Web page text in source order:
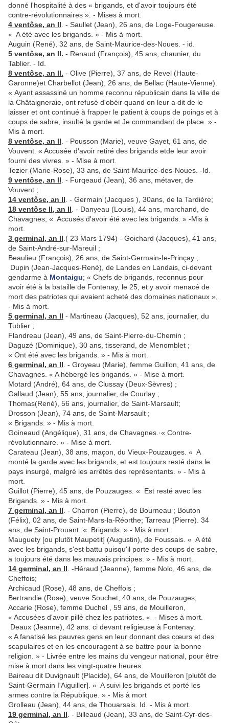
donné l'hospitalité à des « brigands, et d'avoir toujours été
contre-révolution­naires ». - Mises à mort.
4 ventôse, an II . - Saullet (Jean), 26 ans, de Loge-Fougereuse.
« A été avec les brigands. » - Mis à mort.
Auguin (René), 32 ans, de Saint-Maurice-des-Noues. - id.
5 ventôse, an II. - Renaud (François), 45 ans, chaunier, du
Tablier. - Id.
8 ventôse, an II. - Olive (Pierre), 37 ans, de Revel (Haute­-
Garonne)et Charbellot (Jean), 26 ans, de Bellac (Haute-Vienne).
« Ayant assassiné un homme reconnu républicain dans la ville de
la Châtaigneraie, ont refusé d'obéir quand on leur a dit de le
laisser et ont continué à frapper le patient à coups de poings et à
coups de sabre, insulté la garde et Je com­mandant de place. » -
Mis à mort.
8 ventôse, an II . - Pousson (Marie), veuve Gayet, 61 ans, de
Vouvent. « Accusée d'avoir retiré des brigands etde leur avoir
fourni des vivres. » - Mise à mort.
Tezier (Marie-Rose), 33 ans, de Saint-Maurice-des-Noues. -Id.
9 ventôse, an II . - Furqeaud (Jean), 36 ans, métaver, de
Vouvent ;
14 ventôse, an II . - Germain (Jacques ), 30ans, de la Tardière;
18 ventôse II, an II . - Danyeau (Louis), 44 ans, marchand, de
Chavagnes; « Accusés d'avoir été avec les brigands. » -Mis à
mort.
3 germinal, an II .( 23 Mars 1794) - Goichard (Jacques), 41 ans,
de Saint-­André-sur-Mareuil ;
Beaulieu (François), 26 ans, de Saint-Germain-Ie-Prinçay ;
Dupin (Jean-Jacques-René), de Landes en Landais, ci­-devant
gendarme à Montaigu; « Chefs de brigands, reconnus pour
avoir été à la bataille de Fontenay, le 25, et y avoir menacé de
mort des patriotes qui avaient acheté des domaines nationaux »,
- Mis à mort.
5 germinal, an II - Martineau (Jacques), 52 ans, journalier, du
Tublier ;
Flandreau (Jean), 49 ans, de Saint-Pierre-du-Chemin ;
Daguzé (Dominique), 30 ans, tisserand, de Menomblet ;
« Ont été avec les brigands. » - Mis à mort.
6 germinal, an II . - Groyeau (Marie), femme Guillon, 41 ans, de
Chavagnes. « A hébergé les brigands. » - Mise à mort.
Motard (André), 64 ans, de Clussay (Deux-Sèvres) ;
Gallaud (Jean), 55 ans, journalier, de Courlay ;
Thomas(René), 56 ans, journalier, de Saint-Marsault;
Drosson (Jean), 74 ans, de Saint-Marsault ;
« Brigands. » - Mis à mort.
Goineaud (Angélique), 31 ans, de Chavagnes.·« Contre-
révolutionnaire. » - Mise à mort.
Carateau (Jean), 38 ans, maçon, du Vieux-Pouzauges. « A
monté la garde avec les brigands, et est toujours resté dans le
pays insurgé, malgré les arrêtés des représentants. » - Mis à
mort.
Guillot (Pierre), 45 ans, de Pouzauges. « Est resté avec les
Brigands. » - Mis à mort.
7 germinal, an II . - Charron (Pierre), de Bourneau ; Bouton
(Félix), 02 ans, de Saint-Mars-la-Réorthe; Tarreau (Pierre). 34
ans, de Saint-Prouant. « Brigands. » - Mis à mort.
Mauguety [ou plutôt Maupetit] (Augustin), de Foussais. « A été
avec les brigands, s'est battu puisqu'il porte des coups de sabre,
a toujours été dans les mauvais principes. » - Mis à mort.
14 germinal, an II . -Héraud (Jeanne), femme Nolo, 46 ans, de
Cheffois;
Archicaud (Rose), 48 ans, de Cheffois ;
Bertrandie (Rose), veuve Souchet, 40 ans, de Pouzauges;
Accarie (Rose), femme Duchel , 59 ans, de Mouilleron,
« Accusées d'avoir pillé chez les patriotes. « - Mises à mort.
Deaux (Jeanne), 42 ans. ci devant religieuse à Fontenay.
« A fanatisé les pauvres gens en leur donnant des cœurs et des
scapulaires et en les encouragent à se battre pour la bonne
religion. » - Livrée entre les mains du vengeur natio­nal, pour être
mise à mort dans les vingt-quatre heures.
Baireau dit Duvignault (Placide), 64 ans, de Mouilleron [plutôt de
Saint-Germain I'Aiguiller]. « A suivi les brigands et porté les
armes contre la République. » - Mis à mort
Grolleau (Jean), 44 ans, de Thouarsais. Id. - Mis à mort.
19 germinal, an II . - Billeaud (Jean), 33 ans, de Saint-Cyr-des-